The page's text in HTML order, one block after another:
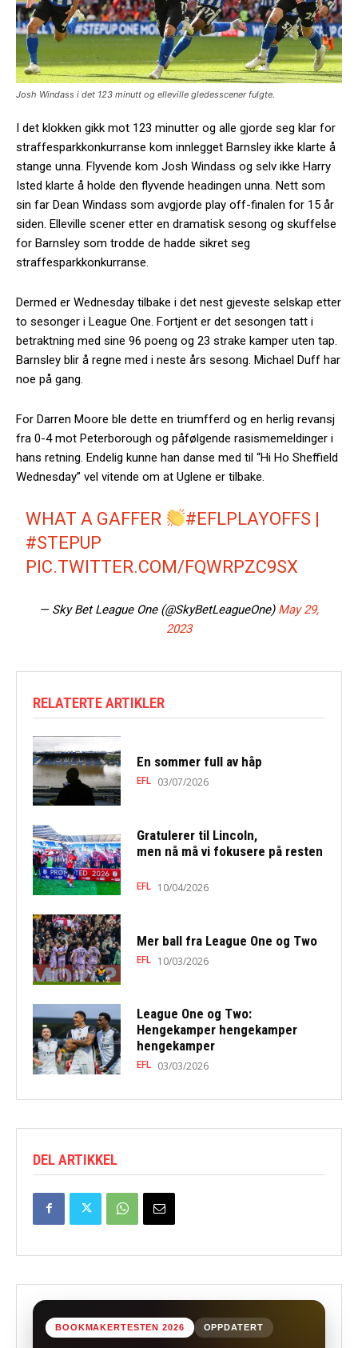
Josh Windass i det 123 minutt og elleville gledesscener fulgte.
I det klokken gikk mot 123 minutter og alle gjorde seg klar for
straffesparkkonkurranse kom innlegget Barnsley ikke klarte å
stange unna. Flyvende kom Josh Windass og selv ikke Harry
Isted klarte å holde den flyvende headingen unna. Nett som
sin far Dean Windass som avgjorde play off-finalen for 15 år
siden. Elleville scener etter en dramatisk sesong og skuffelse
for Barnsley som trodde de hadde sikret seg
straffesparkkonkurranse.
Dermed er Wednesday tilbake i det nest gjeveste selskap etter
to sesonger i League One. Fortjent er det sesongen tatt i
betraktning med sine 96 poeng og 23 strake kamper uten tap.
Barnsley blir å regne med i neste års sesong. Michael Duff har
noe på gang.
For Darren Moore ble dette en triumfferd og en herlig revansj
fra 0-4 mot Peterborough og påfølgende rasismemeldinger i
hans retning. Endelig kunne han danse med til “Hi Ho Sheffield
Wednesday” vel vitende om at Uglene er tilbake.
WHAT A GAFFER #EFLPLAYOFFS |
#STEPUP
PIC.TWITTER.COM/FQWRPZC9SX
— Sky Bet League One (@SkyBetLeagueOne) May 29,
2023
RELATERTE ARTIKLER
En sommer full av håp
EFL 03/07/2026
Gratulerer til Lincoln,
men nå må vi fokusere på resten
EFL 10/04/2026
Mer ball fra League One og Two
EFL 10/03/2026
League One og Two:
Hengekamper hengekamper
hengekamper
EFL 03/03/2026
DEL ARTIKKEL
BOOKMAKERTESTEN 2026 OPPDATERT